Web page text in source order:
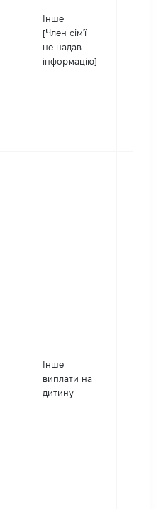
Інше
[Член сім'ї
не надав
інформацію]
Інше
виплати на
дитину